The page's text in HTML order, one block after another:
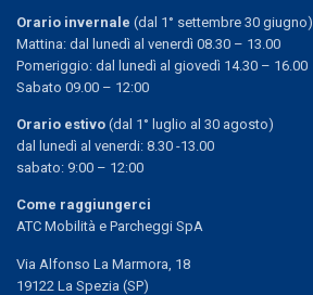
Orario invernale(dal 1° settembre 30 giugno)
Mattina: dal lunedì al venerdì 08.30 – 13.00
Pomeriggio: dal lunedì al giovedì 14.30 – 16.00
Sabato 09.00 – 12:00
Orario estivo(dal 1° luglio al 30 agosto)
dal lunedì al venerdi: 8.30 -13.00
sabato: 9:00 – 12:00
Come raggiungerci
ATC Mobilità e Parcheggi SpA
Via Alfonso La Marmora, 18
19122 La Spezia (SP)